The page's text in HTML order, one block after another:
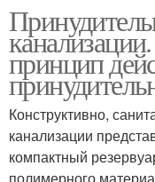
принцип
Конструктивно,
канализации
компактный